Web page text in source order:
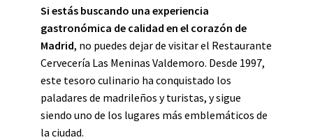
Si estás buscando una experiencia
gastronómica de calidad en el corazón de
Madrid, no puedes dejar de visitar el Restaurante
Cervecería Las Meninas Valdemoro. Desde 1997,
este tesoro culinario ha conquistado los
paladares de madrileños y turistas, y sigue
siendo uno de los lugares más emblemáticos de
la ciudad.